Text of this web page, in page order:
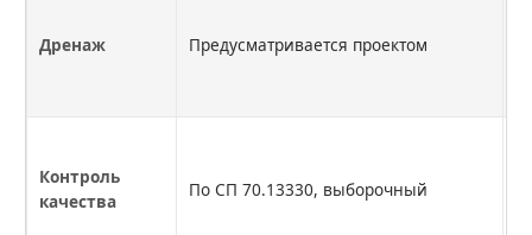
Дренаж Предусматривается проектом
Контроль
качества
По СП 70.13330, выборочный